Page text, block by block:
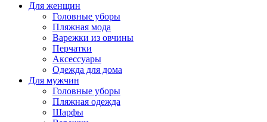
Для женщин
Головные уборы
Пляжная мода
Варежки из овчины
Перчатки
Аксессуары
Одежда для дома
Для мужчин
Головные уборы
Пляжная одежда
Шарфы